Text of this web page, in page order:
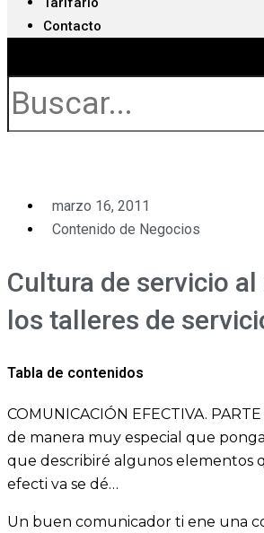
Contacto
marzo 16, 2011
Contenido de Negocios
Cultura de servicio
los talleres de
Tabla de contenidos
COMUNICACIÓN EFECTIVA.
de manera muy especial que
que describiré algunos elementos
efecti va se dé…
Un buen comunicador ti ene una